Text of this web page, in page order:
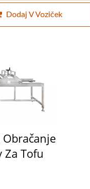
Dodaj V Voziček
Za Tofu